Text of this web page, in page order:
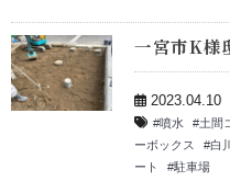
一宮市K
2023.04.10
噴水 土間
ーボックス
白
ート
駐車場